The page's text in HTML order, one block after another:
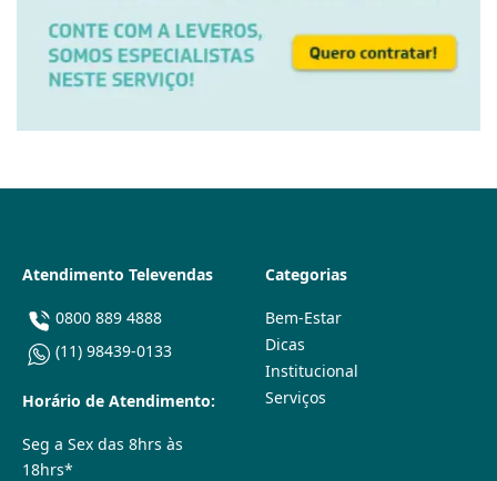
Atendimento Televendas
0800 889 4888
(11) 98439-0133
Horário de Atendimento:
Seg a Sex das 8hrs às
18hrs*
Categorias
Bem-Estar
Dicas
Institucional
Serviços